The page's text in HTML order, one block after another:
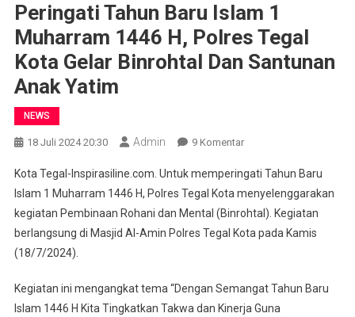
Peringati Tahun Baru Islam 1
Muharram 1446 H, Polres Tegal
Kota Gelar Binrohtal Dan Santunan
Anak Yatim
NEWS
18 Juli 2024 20:30 Admin 9 KomentarPada
Tahun
Baru
Islam
1
H,
Polres
Kota Tegal-Inspirasiline.com. Untuk memperingati Tahun Baru
Islam 1 Muharram 1446 H, Polres Tegal Kota menyelenggarakan
kegiatan Pembinaan Rohani dan Mental (Binrohtal). Kegiatan
berlangsung di Masjid Al-Amin Polres Tegal Kota pada Kamis
(18/7/2024).
Kegiatan ini mengangkat tema “Dengan Semangat Tahun Baru
Islam 1446 H Kita Tingkatkan Takwa dan Kinerja Guna